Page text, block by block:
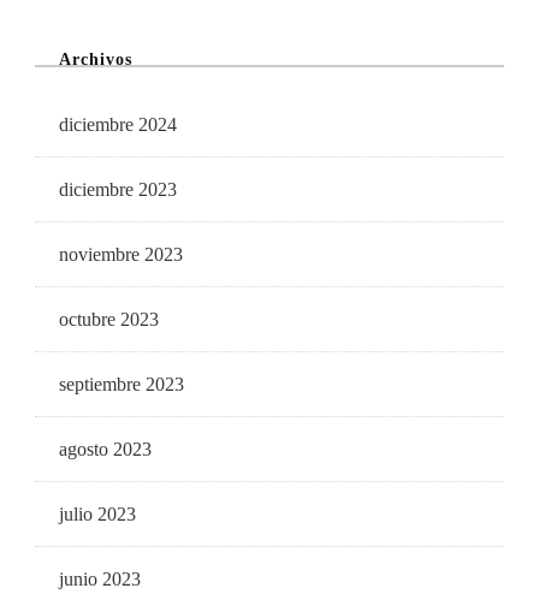
Archivos
diciembre 2024
diciembre 2023
noviembre 2023
octubre 2023
septiembre 2023
agosto 2023
julio 2023
junio 2023